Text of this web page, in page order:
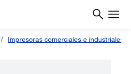
Impresoras comerciales e industriales